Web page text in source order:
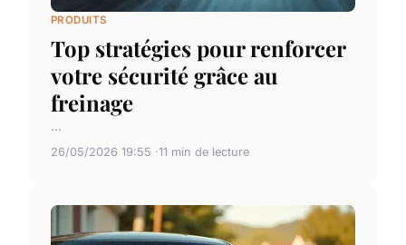
PRODUITS
Top stratégies pour renforcer
votre sécurité grâce au
freinage
...
26/05/2026 19:55 11 min de lecture